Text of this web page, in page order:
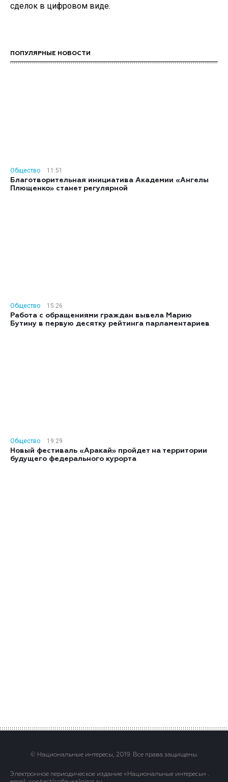
сделок в цифровом виде.
ПОПУЛЯРНЫЕ НОВОСТИ
Общество
11:51
Благотворительная инициатива Академии «Ангелы
Плющенко» станет регулярной
Общество
15:26
Работа с обращениями граждан вывела Марию
Бутину в первую десятку рейтинга парламентариев
Общество
19:29
Новый фестиваль «Аракай» пройдет на территории
будущего федерального курорта
© Национальные интересы, 2019. Все права защищены.
Электронное периодическое издание «Национальные интересы» .